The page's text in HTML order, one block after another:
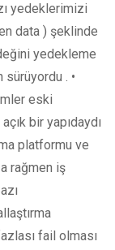
yedeklerimizi
data ) şeklinde
yedekleme
. •
eski
bir yapıdaydı
platformu ve
rağmen iş
fail olması